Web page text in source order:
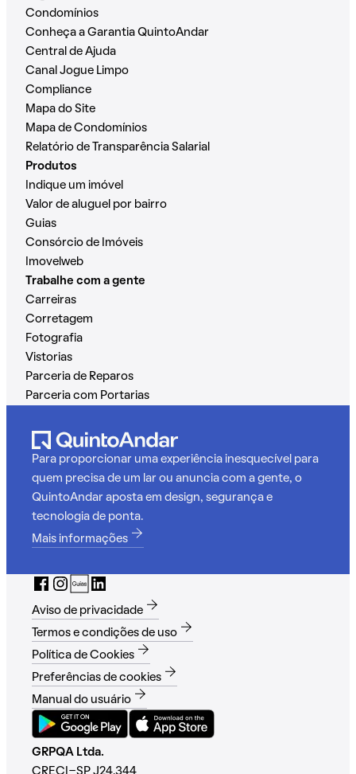
Condomínios
Conheça a Garantia QuintoAndar
Central de Ajuda
Canal Jogue Limpo
Compliance
Mapa do Site
Mapa de Condomínios
Relatório de Transparência Salarial
Produtos
Indique um imóvel
Valor de aluguel por bairro
Guias
Consórcio de Imóveis
Imovelweb
Trabalhe com a gente
Carreiras
Corretagem
Fotografia
Vistorias
Parceria de Reparos
Parceria com Portarias
Para proporcionar uma experiência inesquecível para
quem precisa de um lar ou anuncia com a gente, o
QuintoAndar aposta em design, segurança e
tecnologia de ponta.
Mais informações
Aviso de privacidade
Termos e condições de uso
Política de Cookies
Preferências de cookies
Manual do usuário
GRPQA Ltda.